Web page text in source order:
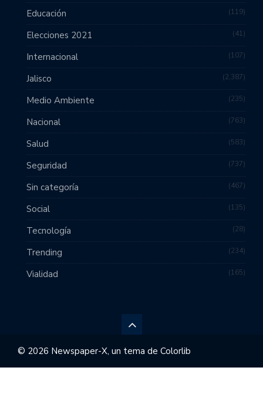
Educación 119
Elecciones 2021 41
Internacional 107
Jalisco 2,387
Medio Ambiente 235
Nacional 763
Salud 583
Seguridad 737
Sin categoría 467
Social 135
Tecnología 28
Trending 234
Vialidad 165
© 2026 Newspaper-X, un tema de Colorlib